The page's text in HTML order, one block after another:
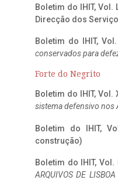
Boletim do IHIT, Vol.
Direcção dos
Boletim do IHIT,
conservados para
Forte do Negrito
Boletim do IHIT, Vol.
sistema defensivo nos
Boletim do IHIT,
construção)
Boletim do IHIT, Vol.
ARQUIVOS DE